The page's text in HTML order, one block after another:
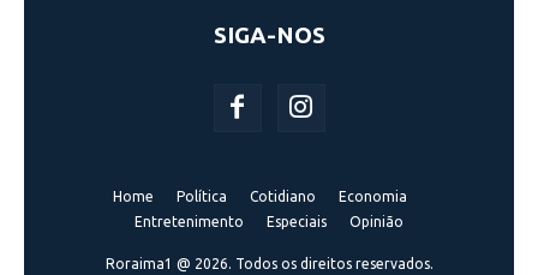
SIGA-NOS
Home Política Cotidiano
Economia
Entretenimento
Especiais Opinião
Roraima1 @ 2026. Todos os direitos reservados.